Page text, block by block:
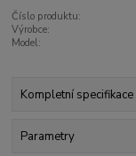
Číslo produktu:
Výrobce:
Model:
Kompletní specifikace
Parametry